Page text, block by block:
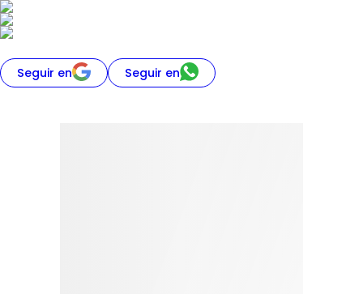
Seguir en Seguir en